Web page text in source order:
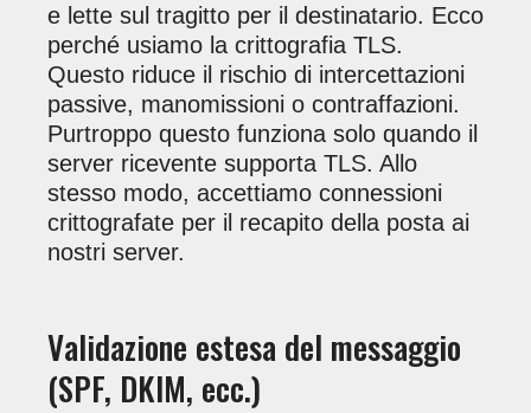
e lette sul tragitto per il destinatario. Ecco
perché usiamo la crittografia TLS.
Questo riduce il rischio di intercettazioni
passive, manomissioni o contraffazioni.
Purtroppo questo funziona solo quando il
server ricevente supporta TLS. Allo
stesso modo, accettiamo connessioni
crittografate per il recapito della posta ai
nostri server.
Validazione estesa del messaggio
(SPF, DKIM, ecc.)